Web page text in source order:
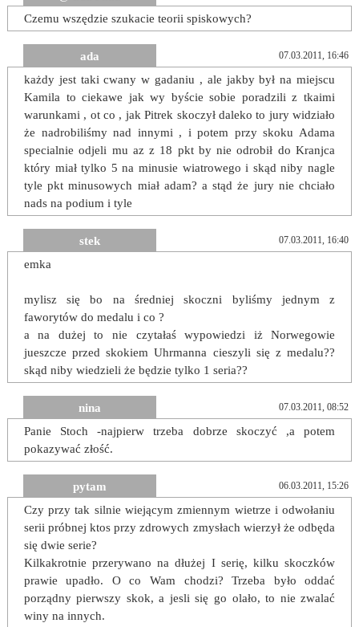
Czemu wszędzie szukacie teorii spiskowych?
ada 07.03.2011, 16:46
każdy jest taki cwany w gadaniu , ale jakby był na miejscu
Kamila to ciekawe jak wy byście sobie poradzili z tkaimi
warunkami , ot co , jak Pitrek skoczył daleko to jury widziało
że nadrobiliśmy nad innymi , i potem przy skoku Adama
specialnie odjeli mu az z 18 pkt by nie odrobił do Kranjca
który miał tylko 5 na minusie wiatrowego i skąd niby nagle
tyle pkt minusowych miał adam? a stąd że jury nie chciało
nads na podium i tyle
stek 07.03.2011, 16:40
emka
mylisz się bo na średniej skoczni byliśmy jednym z
faworytów do medalu i co ?
a na dużej to nie czytałaś wypowiedzi iż Norwegowie
jueszcze przed skokiem Uhrmanna cieszyli się z medalu??
skąd niby wiedzieli że będzie tylko 1 seria??
nina 07.03.2011, 08:52
Panie Stoch -najpierw trzeba dobrze skoczyć ,a potem
pokazywać złość.
pytam 06.03.2011, 15:26
Czy przy tak silnie wiejącym zmiennym wietrze i odwołaniu
serii próbnej ktos przy zdrowych zmysłach wierzył że odbęda
się dwie serie?
Kilkakrotnie przerywano na dłużej I serię, kilku skoczków
prawie upadło. O co Wam chodzi? Trzeba było oddać
porządny pierwszy skok, a jesli się go olało, to nie zwalać
winy na innych.